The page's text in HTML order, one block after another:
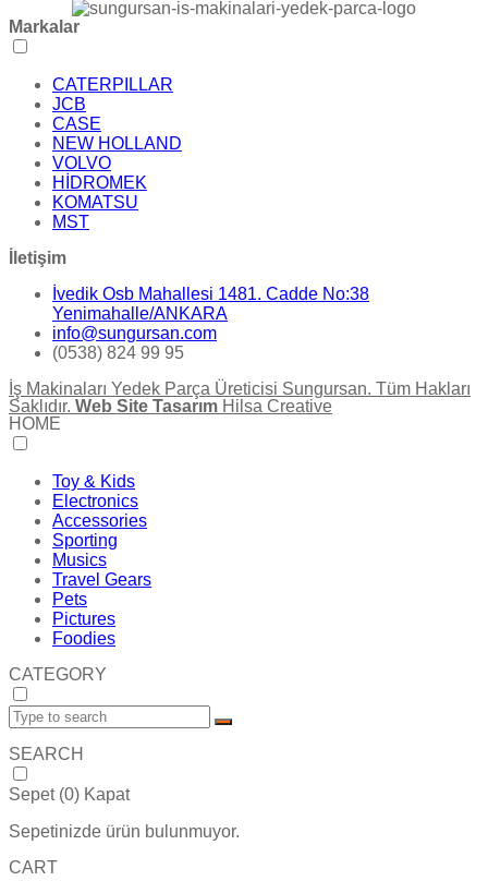
Markalar
CATERPILLAR
JCB
CASE
NEW HOLLAND
VOLVO
HİDROMEK
KOMATSU
MST
İletişim
İvedik Osb Mahallesi 1481. Cadde No:38
Yenimahalle/ANKARA
info@sungursan.com
(0538) 824 99 95
İş Makinaları Yedek Parça Üreticisi Sungursan. Tüm Hakları
Saklıdır. Web Site Tasarım Hilsa Creative
HOME
Toy & Kids
Electronics
Accessories
Sporting
Musics
Travel Gears
Pets
Pictures
Foodies
CATEGORY
SEARCH
Sepet (0) Kapat
Sepetinizde ürün bulunmuyor.
CART